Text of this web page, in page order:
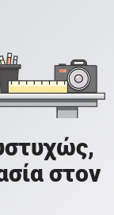
στον